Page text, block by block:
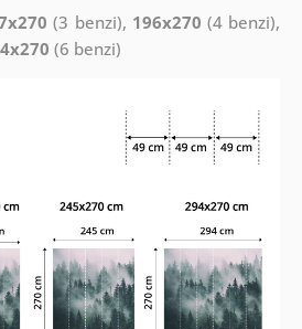
(3 benzi), 196x270 (4 benzi),
(6 benzi)